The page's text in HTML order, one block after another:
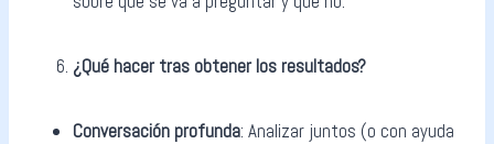
¿Qué hacer tras obtener los resultados?
Conversación profunda: Analizar juntos (o con ayuda